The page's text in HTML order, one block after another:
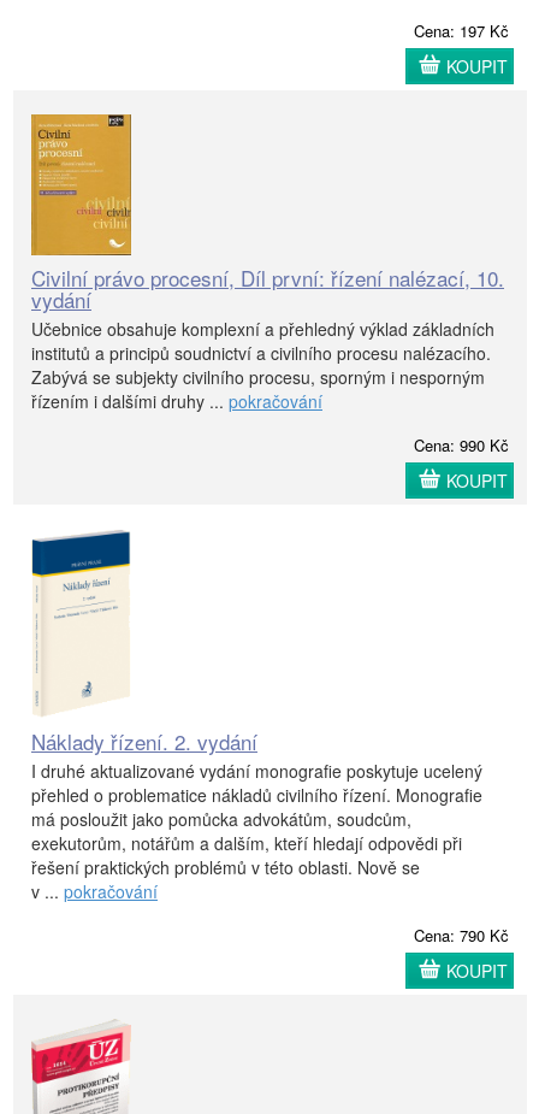
Cena: 197 Kč
KOUPIT
Civilní právo procesní, Díl první: řízení nalézací, 10.
vydání
Učebnice obsahuje komplexní a přehledný výklad základních
institutů a principů soudnictví a civilního procesu nalézacího.
Zabývá se subjekty civilního procesu, sporným i nesporným
řízením i dalšími druhy ... pokračování
Cena: 990 Kč
KOUPIT
Náklady řízení. 2. vydání
I druhé aktualizované vydání monografie poskytuje ucelený
přehled o problematice nákladů civilního řízení. Monografie
má posloužit jako pomůcka advokátům, soudcům,
exekutorům, notářům a dalším, kteří hledají odpovědi při
řešení praktických problémů v této oblasti. Nově se
v ... pokračování
Cena: 790 Kč
KOUPIT